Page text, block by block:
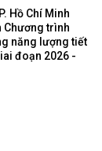
Hồ Chí Minh
Chương trình
năng lượng tiết
đoạn 2026 -